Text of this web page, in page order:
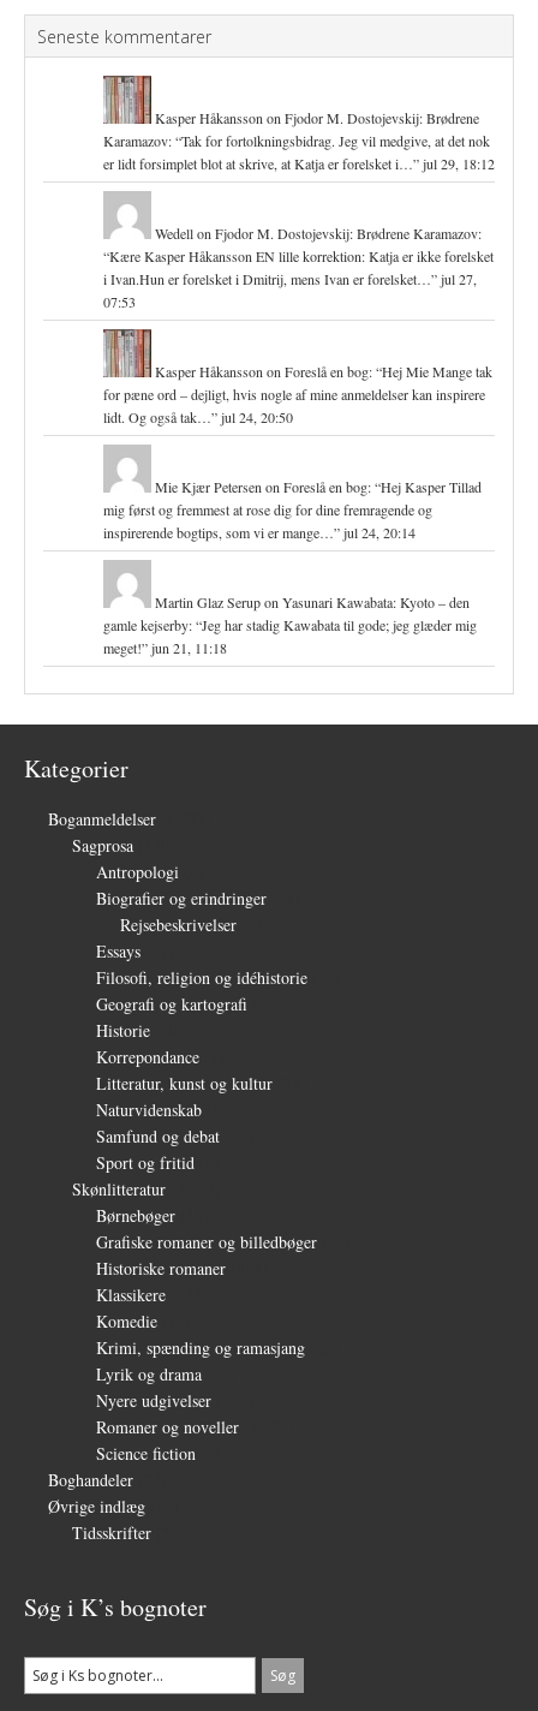
Seneste kommentarer
Kasper Håkansson on Fjodor M. Dostojevskij: Brødrene
Karamazov: “Tak for fortolkningsbidrag. Jeg vil medgive, at det nok
er lidt forsimplet blot at skrive, at Katja er forelsket i…”jul 29, 18:12
Wedellon Fjodor M. Dostojevskij: Brødrene Karamazov:
“Kære Kasper Håkansson EN lille korrektion: Katja er ikke forelsket
i Ivan.Hun er forelsket i Dmitrij, mens Ivan er forelsket…”jul 27,
07:53
Kasper Håkansson on Foreslå en bog: “Hej Mie Mange tak
for pæne ord – dejligt, hvis nogle af mine anmeldelser kan inspirere
lidt. Og også tak…”jul 24, 20:50
Mie Kjær Petersen on Foreslå en bog: “Hej Kasper Tillad
mig først og fremmest at rose dig for dine fremragende og
inspirerende bogtips, som vi er mange…”jul 24, 20:14
Martin Glaz Serupon Yasunari Kawabata: Kyoto – den
gamle kejserby: “Jeg har stadig Kawabata til gode; jeg glæder mig
meget!”jun 21, 11:18
Kategorier
Boganmeldelser
Sagprosa
Antropologi
Biografier og erindringer
Rejsebeskrivelser
Essays
Filosofi, religion og idéhistorie
Geografi og kartografi
Historie
Korrepondance
Litteratur, kunst og kultur
Naturvidenskab
Samfund og debat
Sport og fritid
Skønlitteratur
Børnebøger
Grafiske romaner og billedbøger
Historiske romaner
Klassikere
Komedie
Krimi, spænding og ramasjang
Lyrik og drama
Nyere udgivelser
Romaner og noveller
Science fiction
Boghandeler
Øvrige indlæg
Tidsskrifter
Søg i K’s bognoter